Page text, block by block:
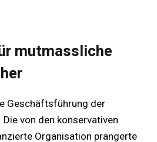
mutmassliche
Geschäftsführung der
von den konservativen
Organisation prangerte